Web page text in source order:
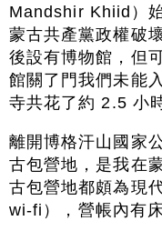
Mandshir Khiid）
蒙古共產黨政權破
後設有博物館，但
館關了門我們未能
寺共花了約 2.5 小
離開博格汗山國家
古包營地，是我在
古包營地都頗為現
wi-fi），營帳內有